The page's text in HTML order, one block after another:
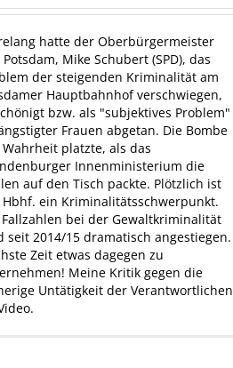
hatte der Oberbürgermeister
Mike Schubert (SPD), das
der steigenden Kriminalität am
Hauptbahnhof verschwiegen,
bzw. als "subjektives Problem"
Frauen abgetan. Die Bombe
platzte, als das
Innenministerium die
auf den Tisch packte. Plötzlich ist
ein Kriminalitätsschwerpunkt.
Fallzahlen bei der Gewaltkriminalität
seit 2014/15 dramatisch angestiegen.
Zeit etwas dagegen zu
Meine Kritik gegen die
Untätigkeit der Verantwortlichen